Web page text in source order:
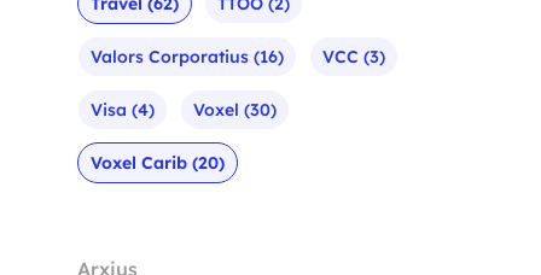
Valors Corporatius (16) VCC (3)
Visa (4) Voxel (30)
Voxel Carib (20)
Arxius